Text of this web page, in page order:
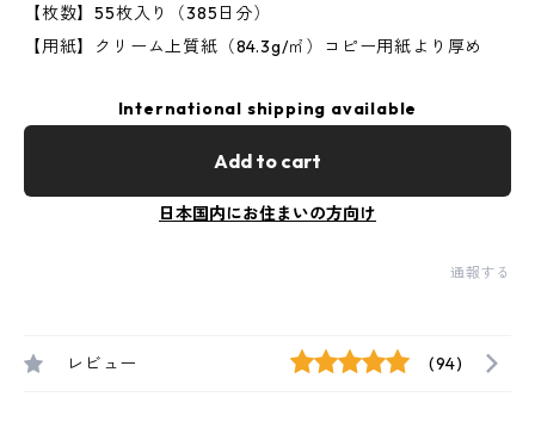
【枚数】55枚入り（385日分）
【用紙】クリーム上質紙（84.3g/㎡）コピー用紙より厚め
International shipping available
Add to cart
日本国内にお住まいの方向け
通報する
レビュー (94)